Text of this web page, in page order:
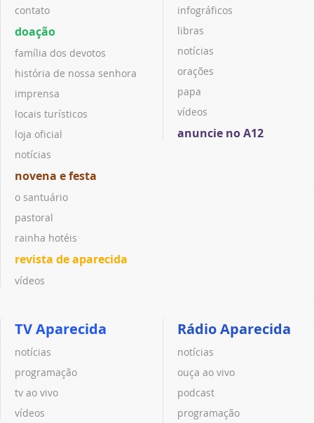
contato
doação
família dos devotos
história de nossa senhora
imprensa
locais turísticos
loja oficial
notícias
novena e festa
o santuário
pastoral
rainha hotéis
revista de aparecida
vídeos
infográficos
libras
notícias
orações
papa
vídeos
anuncie no A12
TV Aparecida
notícias
programação
tv ao vivo
vídeos
Rádio Aparecida
notícias
ouça ao vivo
podcast
programação